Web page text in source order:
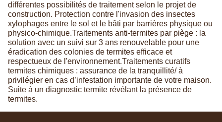
différentes possibilités de traitement selon le projet de
construction. Protection contre l'invasion des insectes
xylophages entre le sol et le bâti par barrières physique ou
physico-chimique.Traitements anti-termites par piège : la
solution avec un suivi sur 3 ans renouvelable pour une
éradication des colonies de termites efficace et
respectueux de l'environnement.Traitements curatifs
termites chimiques : assurance de la tranquillité/ à
privilégier en cas d’infestation importante de votre maison.
Suite à un diagnostic termite révélant la présence de
termites.